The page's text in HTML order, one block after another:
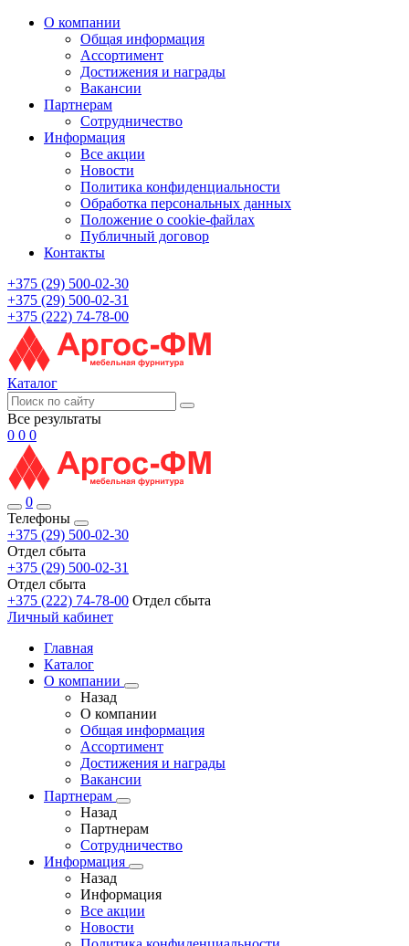
О компании
Общая информация
Ассортимент
Достижения и награды
Вакансии
Партнерам
Сотрудничество
Информация
Все акции
Новости
Политика конфиденциальности
Обработка персональных данных
Положение о cookie-файлах
Публичный договор
Контакты
+375 (29) 500-02-30
+375 (29) 500-02-31
+375 (222) 74-78-00
Каталог
Все результаты
0 0 0
0
Телефоны
+375 (29) 500-02-30
Отдел сбыта
+375 (29) 500-02-31
Отдел сбыта
+375 (222) 74-78-00 Отдел сбыта
Личный кабинет
Главная
Каталог
О компании
Назад
О компании
Общая информация
Ассортимент
Достижения и награды
Вакансии
Партнерам
Назад
Партнерам
Сотрудничество
Информация
Назад
Информация
Все акции
Новости